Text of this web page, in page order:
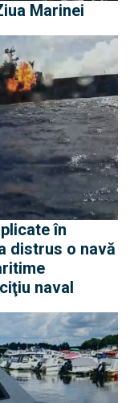
Marinei
în
distrus o navă
naval